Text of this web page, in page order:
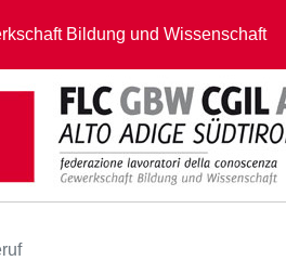
Bildung und Wissenschaft